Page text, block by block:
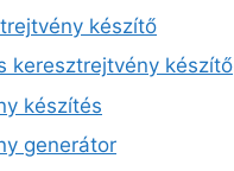
készítő
keresztrejtvény készítő
készítés
generátor